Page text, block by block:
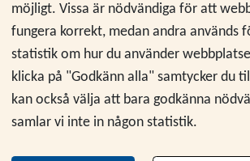
möjligt. Vissa är nödvändiga för att
fungera korrekt, medan andra används
statistik om hur du använder
klicka på "Godkänn alla" samtycker du
kan också välja att bara godkänna
samlar vi inte in någon statistik.